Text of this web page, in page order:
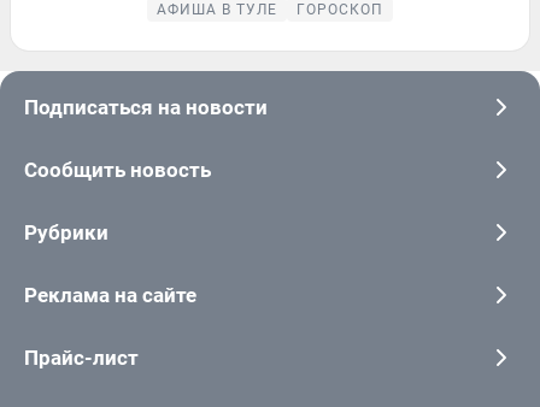
АФИША В ТУЛЕ
ГОРОСКОП
Подписаться на новости
Сообщить новость
Рубрики
Реклама на сайте
Прайс-лист